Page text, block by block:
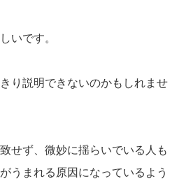
いです。
り説明できないのかもしれませ
せず、微妙に揺らいでいる人も
うまれる原因になっているよう